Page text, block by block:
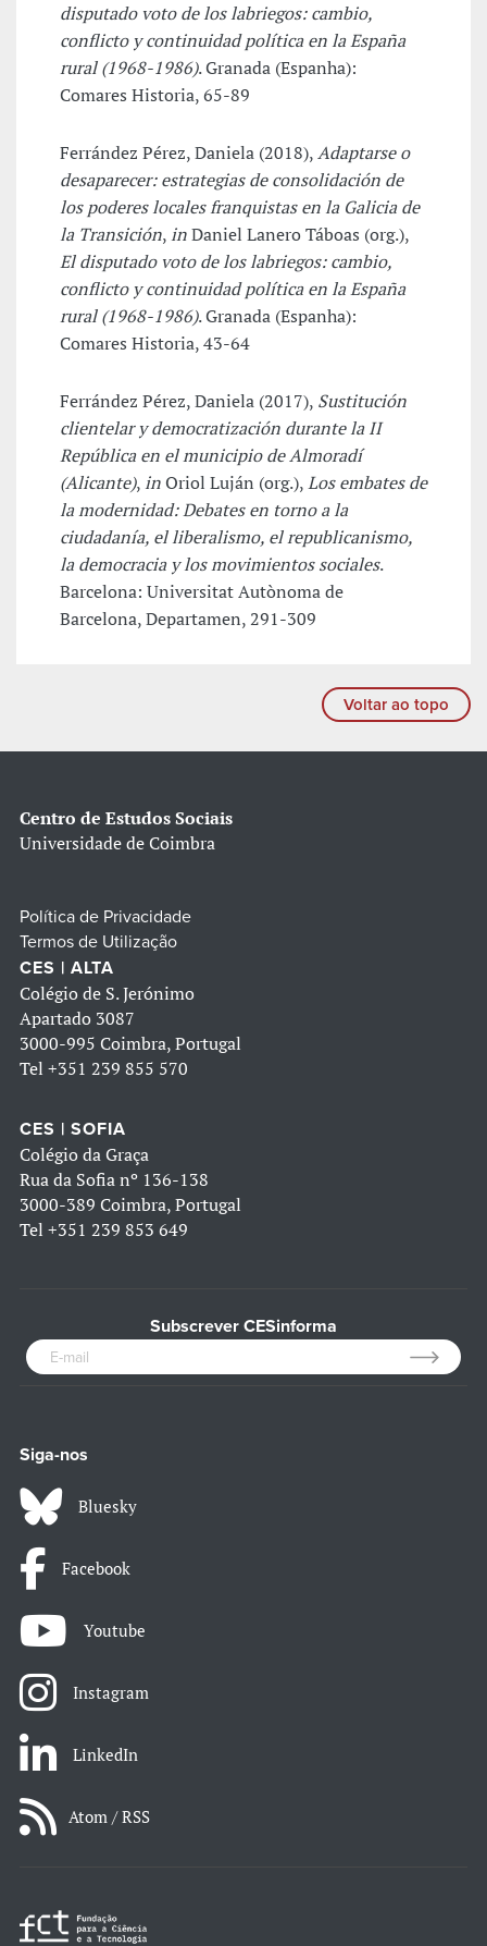
disputado voto de los labriegos: cambio,
conflicto y continuidad política en la España
rural (1968-1986). Granada (Espanha):
Comares Historia, 65-89
Ferrández Pérez, Daniela (2018),Adaptarse o
desaparecer: estrategias de consolidación de
los poderes locales franquistas en la Galicia de
la Transición,inDaniel Lanero Táboas (org.),
El disputado voto de los labriegos: cambio,
conflicto y continuidad política en la España
rural (1968-1986). Granada (Espanha):
Comares Historia, 43-64
Ferrández Pérez, Daniela (2017), Sustitución
clientelar y democratización durante la II
República en el municipio de Almoradí
(Alicante),inOriol Luján (org.),Los embates de
la modernidad: Debates en torno a la
ciudadanía, el liberalismo, el republicanismo,
la democracia y los movimientos sociales.
Barcelona: Universitat Autònoma de
Barcelona, Departamen, 291-309
Voltar ao topo
Centro de Estudos Sociais
Universidade de Coimbra
Política de Privacidade
Termos de Utilização
CES | ALTA
Colégio de S. Jerónimo
Apartado 3087
3000-995 Coimbra, Portugal
Tel +351 239 855 570
CES | SOFIA
Colégio da Graça
Rua da Sofia nº 136-138
3000-389 Coimbra, Portugal
Tel +351 239 853 649
Subscrever CESinforma
Siga-nos
Bluesky
Facebook
Youtube
Instagram
LinkedIn
Atom / RSS